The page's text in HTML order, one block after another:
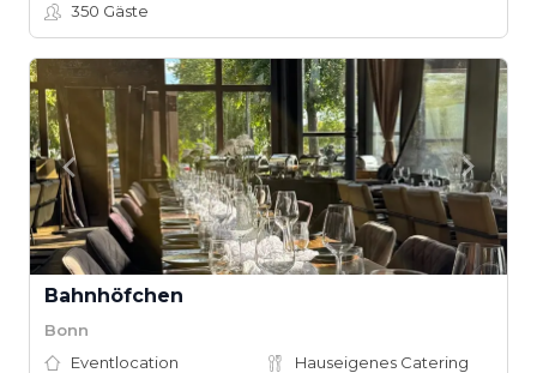
350 Gäste
Bahnhöfchen
Bonn
Eventlocation
Hauseigenes Catering